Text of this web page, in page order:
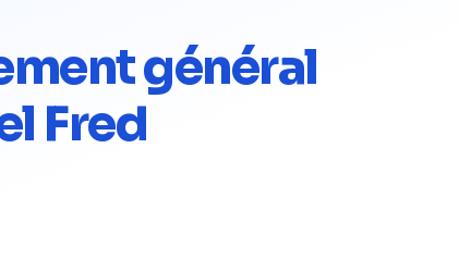
général
Fred